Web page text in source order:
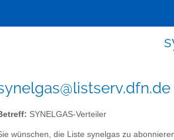
SYNELGAS-Verteiler
wünschen, die Liste synelgas zu